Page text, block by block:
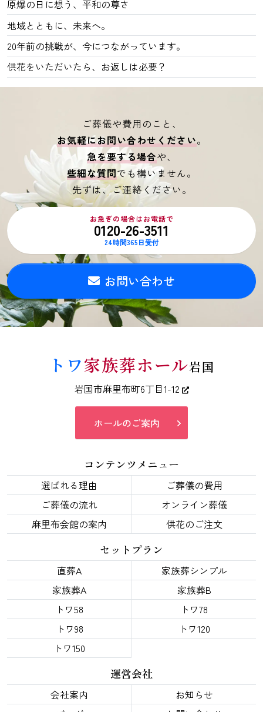
原爆の日に想う、平和の尊さ
地域とともに、未来へ。
20年前の挑戦が、今につながっています。
供花をいただいたら、お返しは必要？
ご葬儀や費用のこと、
お気軽にお問い合わせください。
急を要する場合や、
些細な質問でも構いません。
先ずは、ご連絡ください。
お急ぎの場合はお電話で
0120-26-3511
24時間365日受付
お問い合わせ
トワ家族葬ホール岩国
岩国市麻里布町6丁目1-12
ホールのご案内
コンテンツメニュー
選ばれる理由
ご葬儀の費用
ご葬儀の流れ
オンライン葬儀
麻里布会館の案内
供花のご注文
セットプラン
直葬A
家族葬シンプル
家族葬A
家族葬B
トワ58
トワ78
トワ98
トワ120
トワ150
運営会社
会社案内
お知らせ